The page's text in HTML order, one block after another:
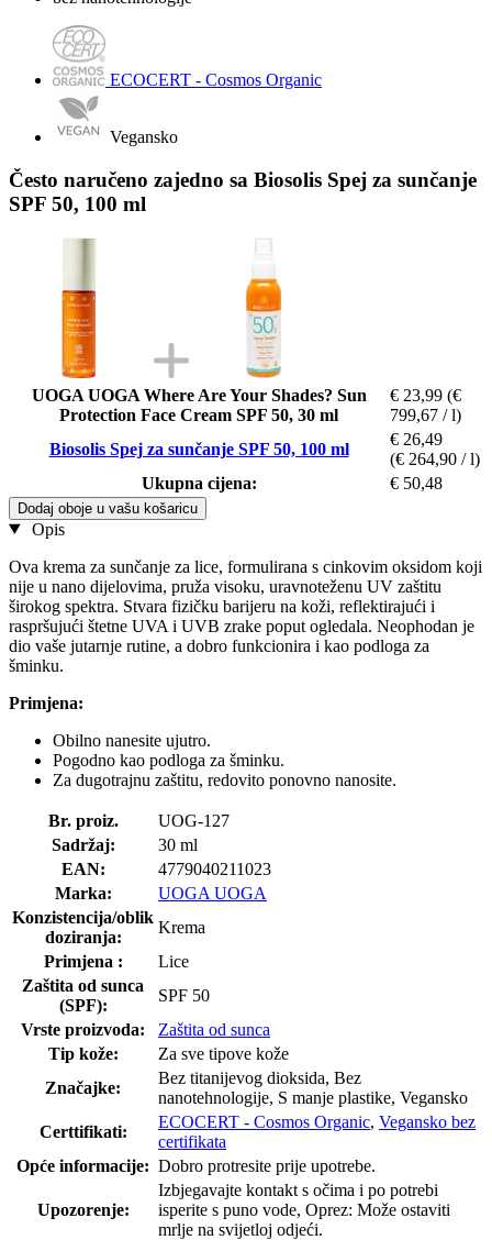
ECOCERT - Cosmos Organic
Vegansko
Često naručeno zajedno sa Biosolis Spej za sunčanje
SPF 50, 100 ml
UOGA UOGA Where Are Your Shades? Sun
Protection Face Cream SPF 50, 30 ml
€ 23,99 (€
799,67 / l)
Biosolis Spej za sunčanje SPF 50, 100 ml
€ 26,49
(€ 264,90 / l)
Ukupna cijena:
€ 50,48
Dodaj oboje u vašu košaricu
Opis
Ova krema za sunčanje za lice, formulirana s cinkovim oksidom koji
nije u nano dijelovima, pruža visoku, uravnoteženu UV zaštitu
širokog spektra. Stvara fizičku barijeru na koži, reflektirajući i
raspršujući štetne UVA i UVB zrake poput ogledala. Neophodan je
dio vaše jutarnje rutine, a dobro funkcionira i kao podloga za
šminku.
Primjena:
Obilno nanesite ujutro.
Pogodno kao podloga za šminku.
Za dugotrajnu zaštitu, redovito ponovno nanosite.
Br. proiz.
UOG-127
Sadržaj:
30 ml
EAN:
4779040211023
Marka:
UOGA UOGA
Konzistencija/oblik
doziranja:
Krema
Primjena :
Lice
Zaštita od sunca
(SPF):
SPF 50
Vrste proizvoda:
Zaštita od sunca
Tip kože:
Za sve tipove kože
Značajke:
Bez titanijevog dioksida, Bez
nanotehnologije, S manje plastike, Vegansko
Certtifikati:
ECOCERT - Cosmos Organic, Vegansko bez
certifikata
Opće informacije: Dobro protresite prije upotrebe.
Upozorenje:
Izbjegavajte kontakt s očima i po potrebi
isperite s puno vode, Oprez: Može ostaviti
mrlje na svijetloj odjeći.